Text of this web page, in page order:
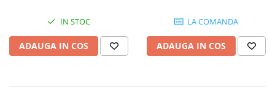
Contactor 12V
Piese Mitsubishi
Piese Matbro
Piese Kramer
SK3622, SKV399
IN STOC
ADAUGA IN COS
LA COMANDA
ADAUGA IN COS